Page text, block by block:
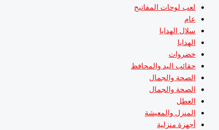
لعب لوحات المفاتيح
عام
سلال الهدايا
الهدايا
خضروات
حقائب اليد والمحافظ
الصحة والجمال
الصحة والجمال
العطل
المنزل والمعيشة
أجهزة منزلية